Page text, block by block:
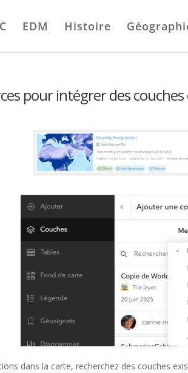
EDM Histoire
pour intégrer des couches
dans la carte, recherchez des couches